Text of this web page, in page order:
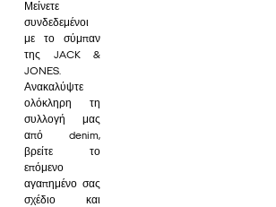
Μείνετε
συνδεδεμένοι
με το σύμπαν
της JACK &
JONES.
Ανακαλύψτε
ολόκληρη τη
συλλογή μας
από denim,
βρείτε το
επόμενο
αγαπημένο σας
σχέδιο και